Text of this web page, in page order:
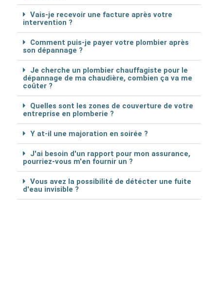
Vais-je recevoir une facture après votre
intervention ?
Comment puis-je payer votre plombier après
son dépannage ?
Je cherche un plombier chauffagiste pour le
dépannage de ma chaudière, combien ça va me
coûter ?
Quelles sont les zones de couverture de votre
entreprise en plomberie ?
Y at-il une majoration en soirée ?
J'ai besoin d'un rapport pour mon assurance,
pourriez-vous m'en fournir un ?
Vous avez la possibilité de détécter une fuite
d'eau invisible ?